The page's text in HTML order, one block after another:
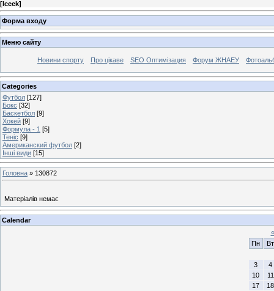
[Iceek]
Форма входу
Меню сайту
Новини спорту Про цікаве SEO Оптимізация Форум ЖНАЕУ
Categories
Футбол [127]
Бокс [32]
Баскетбол [9]
Хокей [9]
Формула - 1 [5]
Теніс [9]
Американский футбол [2]
Інші види [15]
Головна » 130872
Матеріалів немає
Calendar
«
Пн
Вт
3
4
10
11
17
18